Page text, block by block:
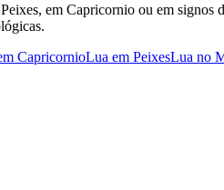
em Capricornio ou em signos
CapricornioLua em PeixesLua no